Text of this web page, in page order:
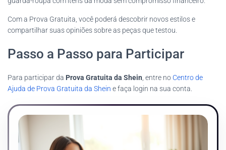
Com a Prova Gratuita, você poderá descobrir novos estilos e
compartilhar suas opiniões sobre as peças que testou.
Passo a Passo para Participar
Para participar da Prova Gratuita da Shein, entre no Centro de
Ajuda de Prova Gratuita da Shein e faça login na sua conta.